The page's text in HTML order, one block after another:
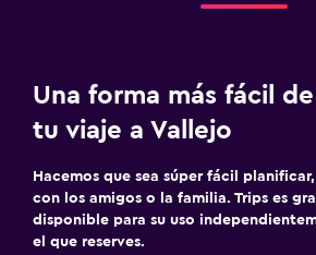
Una forma más fácil
tu viaje a Vallejo
Hacemos que sea súper fácil
con los amigos o la familia. Trips es
disponible para su uso
el que reserves.